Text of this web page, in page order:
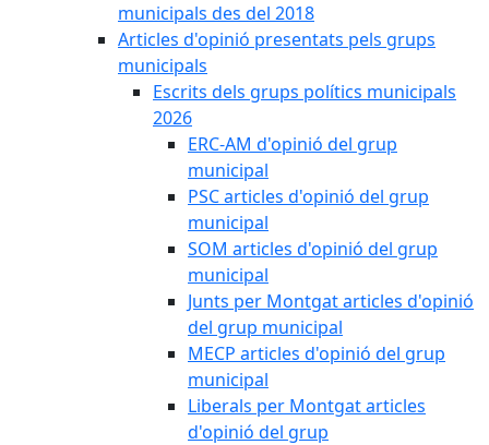
municipals des del 2018
Articles d'opinió presentats pels grups
municipals
Escrits dels grups polítics municipals
2026
ERC-AM d'opinió del grup
municipal
PSC articles d'opinió del grup
municipal
SOM articles d'opinió del grup
municipal
Junts per Montgat articles d'opinió
del grup municipal
MECP articles d'opinió del grup
municipal
Liberals per Montgat articles
d'opinió del grup